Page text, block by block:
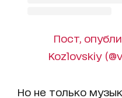
Пост,
Kozlovskiy
Но не только